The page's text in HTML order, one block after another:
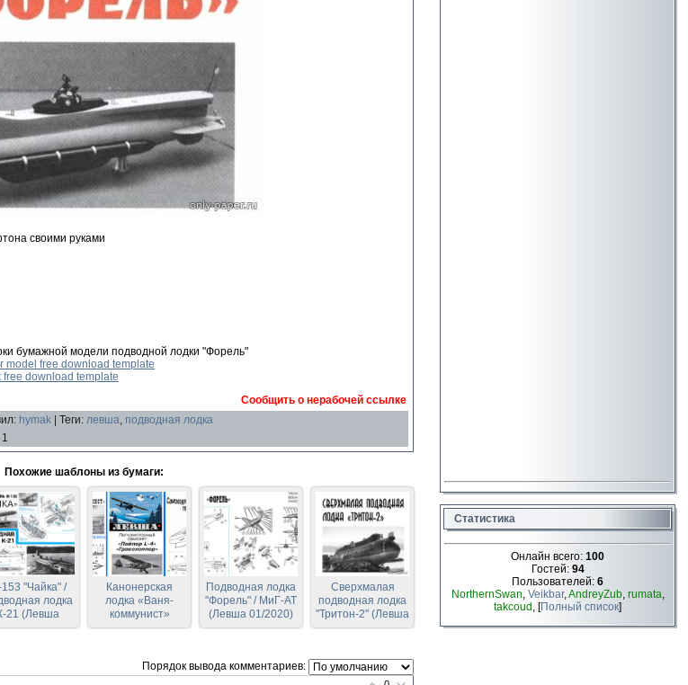
своими руками
бумажной модели подводной лодки "Форель"
free download template
download template
Сообщить о нерабочей ссылке
: hymak Теги: левша, подводная лодка
1
Похожие шаблоны из бумаги:
"Чайка" /
лодка
21 (Левша
10/2022)
Канонерская
лодка «Ваня-
коммунист»
(Часть 2) / Piper L-
(Левша 12/2021)
Подводная лодка
"Форель" / МиГ-АТ
(Левша 01/2020)
Сверхмалая
подводная лодка
"Тритон-2" (Левша
2019-11)
Порядок вывода комментариев:
Статистика
Онлайн всего: 100
Гостей: 94
Пользователей: 6
NorthernSwan, Veikbar,AndreyZub, rumata,
takcoud , [Полный список]